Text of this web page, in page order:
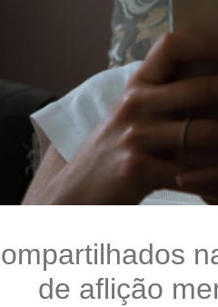
de aflição